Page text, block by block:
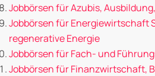
Jobbörsen für Azubis,
Jobbörsen für Energiewirtschaft
regenerative Energie
Jobbörsen für Fach- und
Jobbörsen für Finanzwirtschaft,